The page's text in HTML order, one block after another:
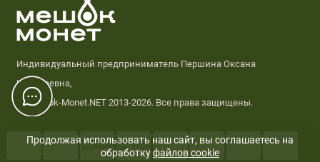
Индивидуальный предприниматель Першина Оксана
Николаевна,
© Meshok-Monet.NET 2013-2026. Все права защищены.
Продолжая использовать наш сайт, вы соглашаетесь на
обработкуфайлов cookie